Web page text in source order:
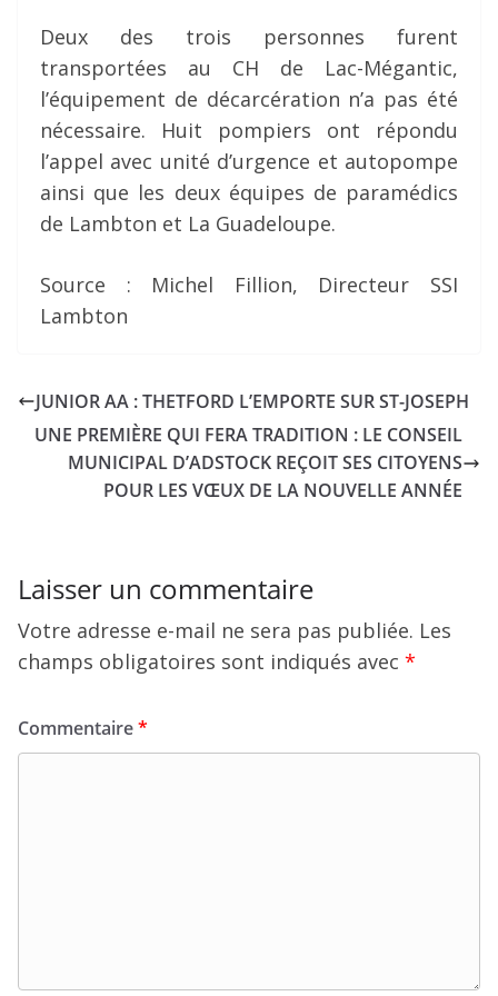
Deux des trois personnes furent
transportées au CH de Lac-Mégantic,
l’équipement de décarcération n’a pas été
nécessaire. Huit pompiers ont répondu
l’appel avec unité d’urgence et autopompe
ainsi que les deux équipes de paramédics
de Lambton et La Guadeloupe.
Source : Michel Fillion, Directeur SSI
Lambton
JUNIOR AA : THETFORD L’EMPORTE SUR ST-JOSEPH
UNE PREMIÈRE QUI FERA TRADITION : LE CONSEIL
MUNICIPAL D’ADSTOCK REÇOIT SES CITOYENS
POUR LES VŒUX DE LA NOUVELLE ANNÉE
Laisser un commentaire
Votre adresse e-mail ne sera pas publiée. Les
champs obligatoires sont indiqués avec *
Commentaire*